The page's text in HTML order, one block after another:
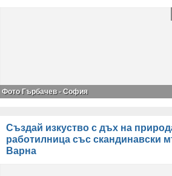
Фото Гърбачев - София
Създай изкуство с дъх на
работилница със скандинавски
Варна